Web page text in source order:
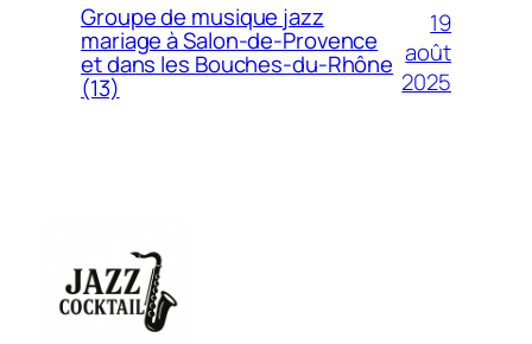
Groupe de musique jazz
mariage à Salon-de-Provence
et dans les Bouches-du-Rhône
(13)
19
août
2025